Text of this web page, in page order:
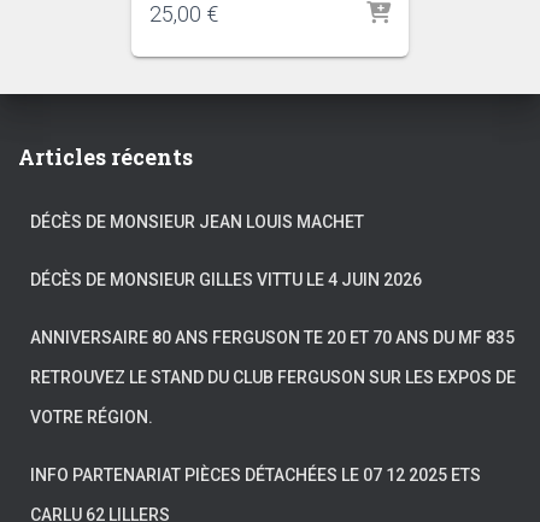
25,00 €
Articles récents
DÉCÈS DE MONSIEUR JEAN LOUIS MACHET
DÉCÈS DE MONSIEUR GILLES VITTU LE 4 JUIN 2026
ANNIVERSAIRE 80 ANS FERGUSON TE 20 ET 70 ANS DU MF 835
RETROUVEZ LE STAND DU CLUB FERGUSON SUR LES EXPOS DE
VOTRE RÉGION.
INFO PARTENARIAT PIÈCES DÉTACHÉES LE 07 12 2025 ETS
CARLU 62 LILLERS